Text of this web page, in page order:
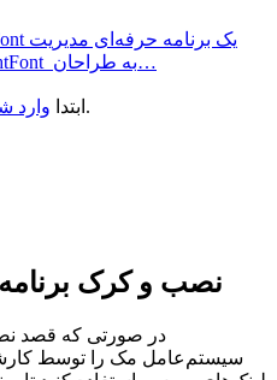
فونت برای مک است. RightFont به طراحان…
ابتدا وارد تا بتوانید دیدگاهی ارسال کنید.
نصب و کرک
در صورتی که قصد
سیستم‌عامل مک را توسط